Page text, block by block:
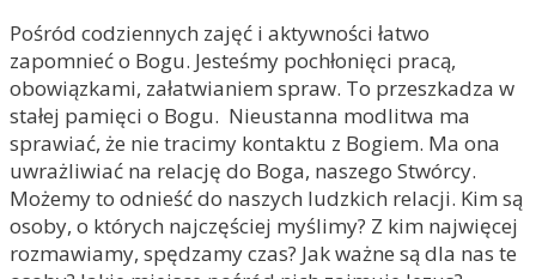
Pośród codziennych zajęć i aktywności łatwo
zapomnieć o Bogu. Jesteśmy pochłonięci pracą,
obowiązkami, załatwianiem spraw. To przeszkadza w
stałej pamięci o Bogu. Nieustanna modlitwa ma
sprawiać, że nie tracimy kontaktu z Bogiem. Ma ona
uwrażliwiać na relację do Boga, naszego Stwórcy.
Możemy to odnieść do naszych ludzkich relacji. Kim są
osoby, o których najczęściej myślimy? Z kim najwięcej
rozmawiamy, spędzamy czas? Jak ważne są dla nas te